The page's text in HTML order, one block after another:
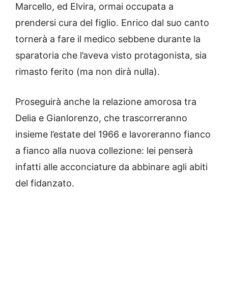
Marcello, ed Elvira, ormai occupata a
prendersi cura del figlio. Enrico dal suo canto
tornerà a fare il medico sebbene durante la
sparatoria che l’aveva visto protagonista, sia
rimasto ferito (ma non dirà nulla).
Proseguirà anche la relazione amorosa tra
Delia e Gianlorenzo, che trascorreranno
insieme l’estate del 1966 e lavoreranno fianco
a fianco alla nuova collezione: lei penserà
infatti alle acconciature da abbinare agli abiti
del fidanzato.